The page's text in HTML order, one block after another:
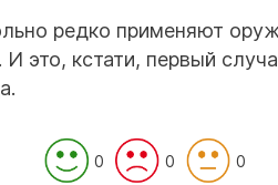
редко применяют
это, кстати, первый
0 0 0